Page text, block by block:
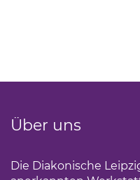
Über uns
Die Diakonische